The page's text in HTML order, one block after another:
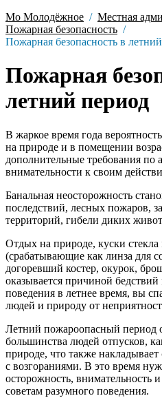
Мо Молодёжное
Местная
Пожарная безопасность
Пожарная безопасность в
Пожарная
летний период
В жаркое время года
на природе и в помещении
дополнительные требования по
внимательности к своим
Банальная неосторожность
последствий, лесных пожаров,
территорий, гибели диких
Отдых на природе, куски
(срабатывающие как линза для
догоревший костер, окурок,
оказывается причиной
поведения в летнее время, вы
людей и природу от
Летний пожароопасный период
большинства людей отпусков,
природе, что также
с возгораниями. В это время
осторожность, внимательность
советам разумного поведения.